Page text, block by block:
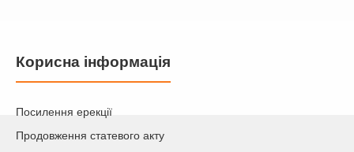
Корисна інформація
Посилення ерекції
Продовження статевого акту